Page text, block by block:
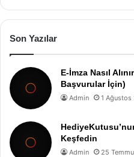
Son Yazılar
E-İmza Nasıl
Başvurular İçin)
Admin 1 Ağustos
Keşfedin
Admin 25